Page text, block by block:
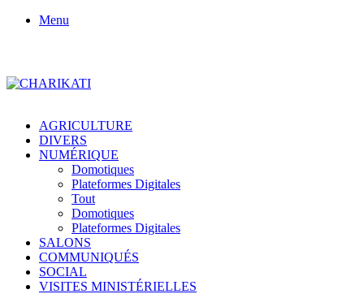
Menu
AGRICULTURE
DIVERS
NUMÉRIQUE
Domotiques
Plateformes Digitales
Tout
Domotiques
Plateformes Digitales
SALONS
COMMUNIQUÉS
SOCIAL
VISITES MINISTÉRIELLES